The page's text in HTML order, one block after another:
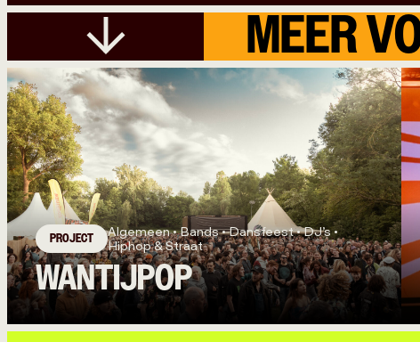
MEER
PROJECT
Algemeen • Bands • Dansfeest • DJ’s •
Hiphop & Straat
WANTIJPOP